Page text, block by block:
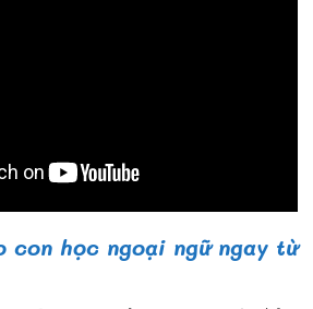
con học ngoại ngữ ngay từ